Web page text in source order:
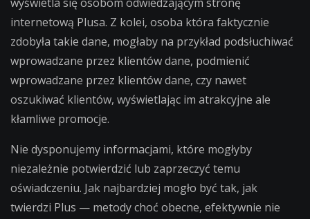
internetową Plusa. Z kolei, osoba która faktycznie
zdobyła takie dane, mogłaby na przykład podsłuchiwać
wprowadzane przez klientów dane, podmienić
wprowadzane przez klientów dane, czy nawet
oszukiwać klientów, wyświetlając im atrakcyjne ale
kłamliwe promocje.
Nie dysponujemy informacjami, które mogłyby
niezależnie potwierdzić lub zaprzeczyć temu
oświadczeniu. Jak najbardziej mogło być tak, jak
twierdzi Plus — metody choć obecne, efektywnie nie